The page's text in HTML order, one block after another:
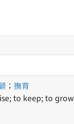
； 撫育
to keep; to grow